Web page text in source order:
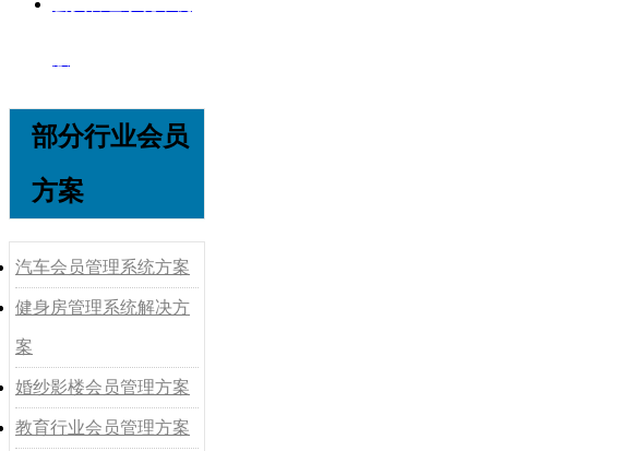
部分行业会员
方案
汽车会员管理系统方案
健身房管理系统解决方
案
婚纱影楼会员管理方案
教育行业会员管理方案